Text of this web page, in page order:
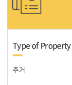
Type of Property
주거